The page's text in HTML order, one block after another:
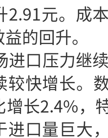
2.91元。成
的回升。
进口压力继
较快增长。
增长2.4%，
进口量巨大